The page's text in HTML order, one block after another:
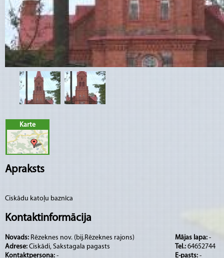
Karte
Apraksts
Ciskādu katoļu baznīca
Kontaktinformācija
Novads: Rēzeknes nov. (bij.Rēzeknes rajons)
Adrese: Ciskādi, Sakstagala pagasts
Kontaktpersona: -
Mājas lapa: -
Tel.: 64652744
E-pasts: -